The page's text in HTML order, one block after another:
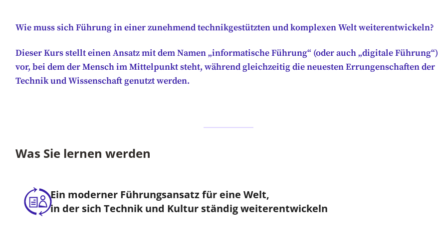
Wie muss sich Führung in einer zunehmend technikgestützten und komplexen Welt weiterentwickeln?
Dieser Kurs stellt einen Ansatz mit dem Namen „informatische Führung“ (oder auch „digitale Führung“)
vor, bei dem der Mensch im Mittelpunkt steht, während gleichzeitig die neuesten Errungenschaften der
Technik und Wissenschaft genutzt werden.
Was Sie lernen werden
Ein moderner Führungsansatz für eine Welt,
in der sich Technik und Kultur ständig weiterentwickeln